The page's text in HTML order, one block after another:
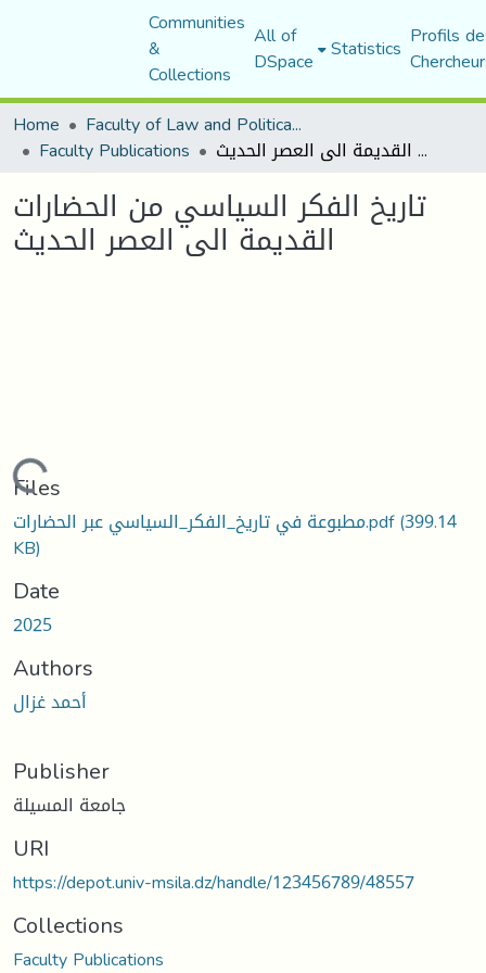
Communities
&
Collections
All of
DSpace Statistics Profils
Home
Faculty of Law and Political Science
Faculty Publications تاريخ الفكر السياسي من الحضارات القديمة الى العصر الحديث
تاريخ الفكر السياسي من الحضارات
القديمة الى العصر الحديث
Loading...
Files
مطبوعة في تاريخ_الفكر_السياسي عبر الحضارات.pdf(399.14
KB)
Date
2025
Authors
أحمد غزال
Publisher
جامعة المسيلة
URI
https://depot.univ-msila.dz/handle/123456789/48557
Collections
Faculty Publications